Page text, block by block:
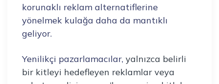
korunaklı reklam alternatiflerine
yönelmek kulağa daha da mantıklı
geliyor.
Yenilikçi pazarlamacılar, yalnızca belirli
bir kitleyi hedefleyen reklamlar veya